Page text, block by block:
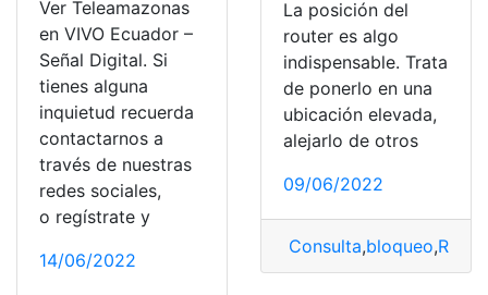
Ver Teleamazonas
en VIVO Ecuador –
Señal Digital. Si
tienes alguna
inquietud recuerda
contactarnos a
través de nuestras
redes sociales,
o regístrate y
14/06/2022
La posición del
router es algo
indispensable. Trata
de ponerlo en una
ubicación elevada,
alejarlo de otros
09/06/2022
Consulta,bloqueo,